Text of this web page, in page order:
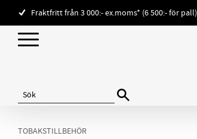
Fraktfritt från 3 000:- ex.moms* (6 500:- för pall)
TOBAKSTILLBEHÖR